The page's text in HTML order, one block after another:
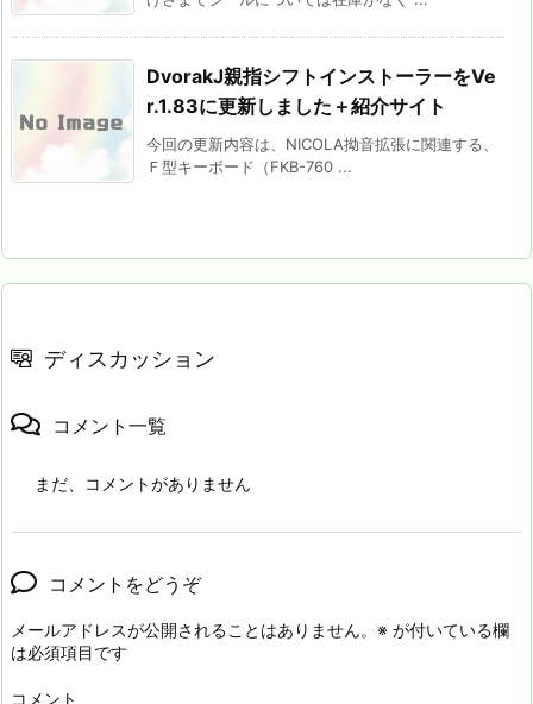
DvorakJ親指シフトインストーラーをVe
r.1.83に更新しました＋紹介サイト
今回の更新内容は、NICOLA拗音拡張に関連する、
Ｆ型キーボード（FKB-760 ...
ディスカッション
コメント一覧
まだ、コメントがありません
コメントをどうぞ
メールアドレスが公開されることはありません。 ※ が付いている欄
は必須項目です
コメント